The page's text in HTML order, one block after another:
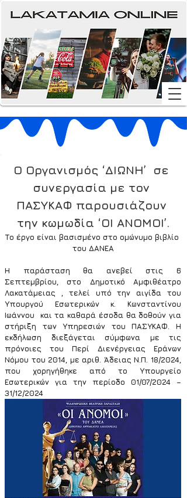
Ο Οργανισμός ‘ΔΙΩΝΗ’  σε
συνεργασία με τον
ΠΑΣΥΚΑΦ παρουσιάζουν
την κωμωδία ‘ΟΙ ΑΝΟΜΟΙ’.
Το έργο είναι βασισμένο στο ομώνυμο βιβλίο
του ΔΑΝΕΑ
Η παράσταση θα ανεβεί στις 6
Σεπτεμβρίου, στο Δημοτικό Αμφιθέατρο
Λακατάμειας , τελεί υπό την αιγίδα του
Υπουργού Εσωτερικών κ. Κωνσταντίνου
Ιωάννου  και τα καθαρά έσοδα θα δοθούν για
στήριξη των Υπηρεσιών του ΠΑΣΥΚΑΦ. Η
εκδήλωση διεξάγεται σύμφωνα με τις
πρόνοιες του Περί Διενέργειας Εράνων
Νόμου του 2014, με αριθ. Άδειας Ν.Π. 18/2024,
που χορηγήθηκε από το Υπουργείο
Εσωτερικών για την περίοδο 01/07/2024 –
31/12/2024